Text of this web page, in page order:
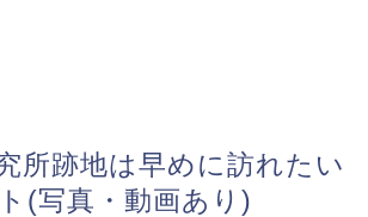
所跡地は早めに訪れたい
(写真・動画あり)